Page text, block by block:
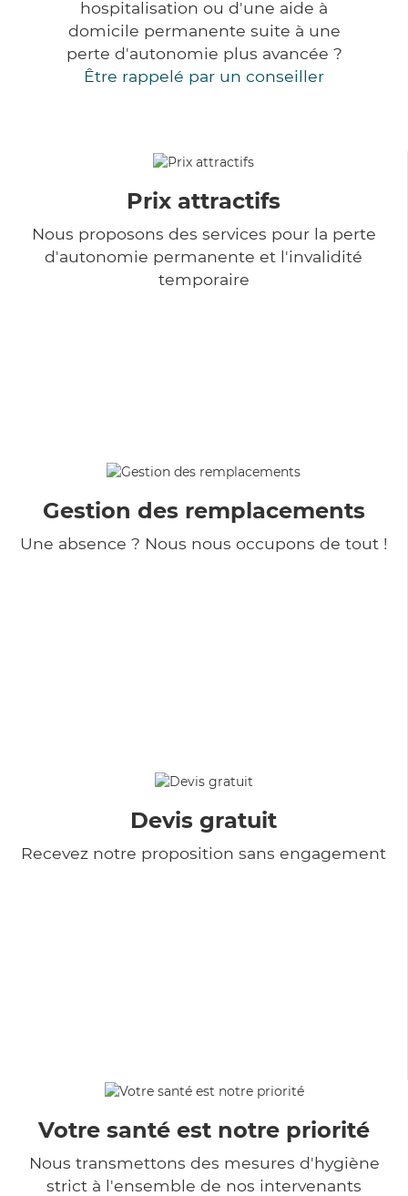
hospitalisation ou d'une aide à
domicile permanente suite à une
perte d'autonomie plus avancée ?
Être rappelé par un conseiller
Prix attractifs
Nous proposons des services pour la perte
d'autonomie permanente et l'invalidité
temporaire
Gestion des remplacements
Une absence ? Nous nous occupons de tout !
Devis gratuit
Recevez notre proposition sans engagement
Votre santé est notre priorité
Nous transmettons des mesures d'hygiène
strict à l'ensemble de nos intervenants